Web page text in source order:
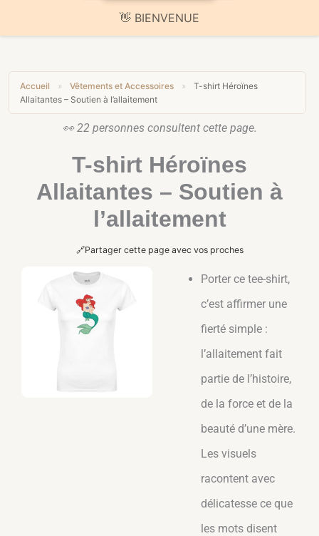
"Soutien Naturel" - Sac
Coton Bio Engagé
+ ADD
🚚 Livraison offerte sur toute la boutique
Accueil » Vêtements et Accessoires »
T-shirt Héroïnes
Allaitantes – Soutien à l’allaitement
👀22 personnes consultent cette page.
T-shirt Héroïnes
Allaitantes – Soutien à
l’allaitement
🔗Partager cette page avec vos proches
Porter ce tee-shirt,
c’est affirmer une
fierté simple :
l’allaitement fait
partie de l’histoire,
de la force et de la
beauté d’une mère.
Les visuels
racontent avec
délicatesse ce que
les mots disent